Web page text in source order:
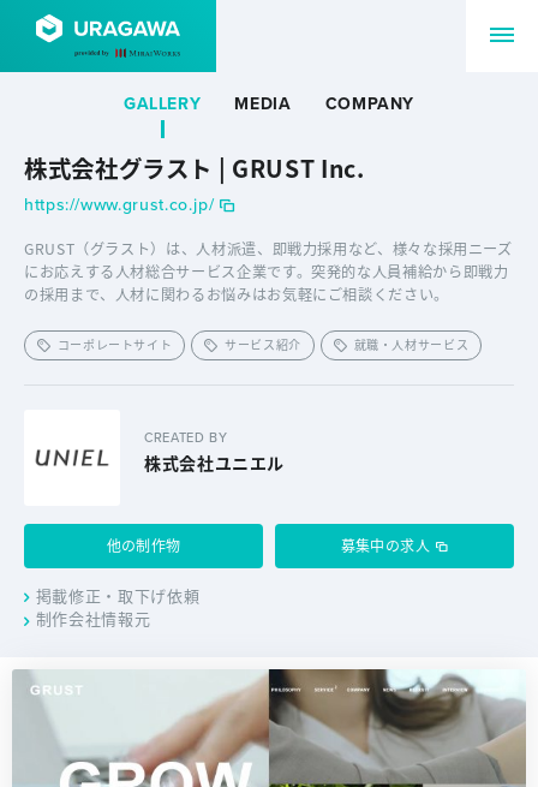
GALLERY MEDIA COMPANY
株式会社グラスト | GRUST Inc.
https://www.grust.co.jp/
GRUST（グラスト）は、人材派遣、即戦力採用など、様々な採用ニーズ
にお応えする人材総合サービス企業です。突発的な人員補給から即戦力
の採用まで、人材に関わるお悩みはお気軽にご相談ください。
コーポレートサイト サービス紹介 就職・人材サービス
CREATED BY
株式会社ユニエル
他の制作物 募集中の求人
掲載修正・取下げ依頼
制作会社情報元